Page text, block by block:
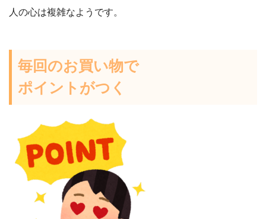
人の心は複雑なようです。
毎回のお買い物で
ポイントがつく